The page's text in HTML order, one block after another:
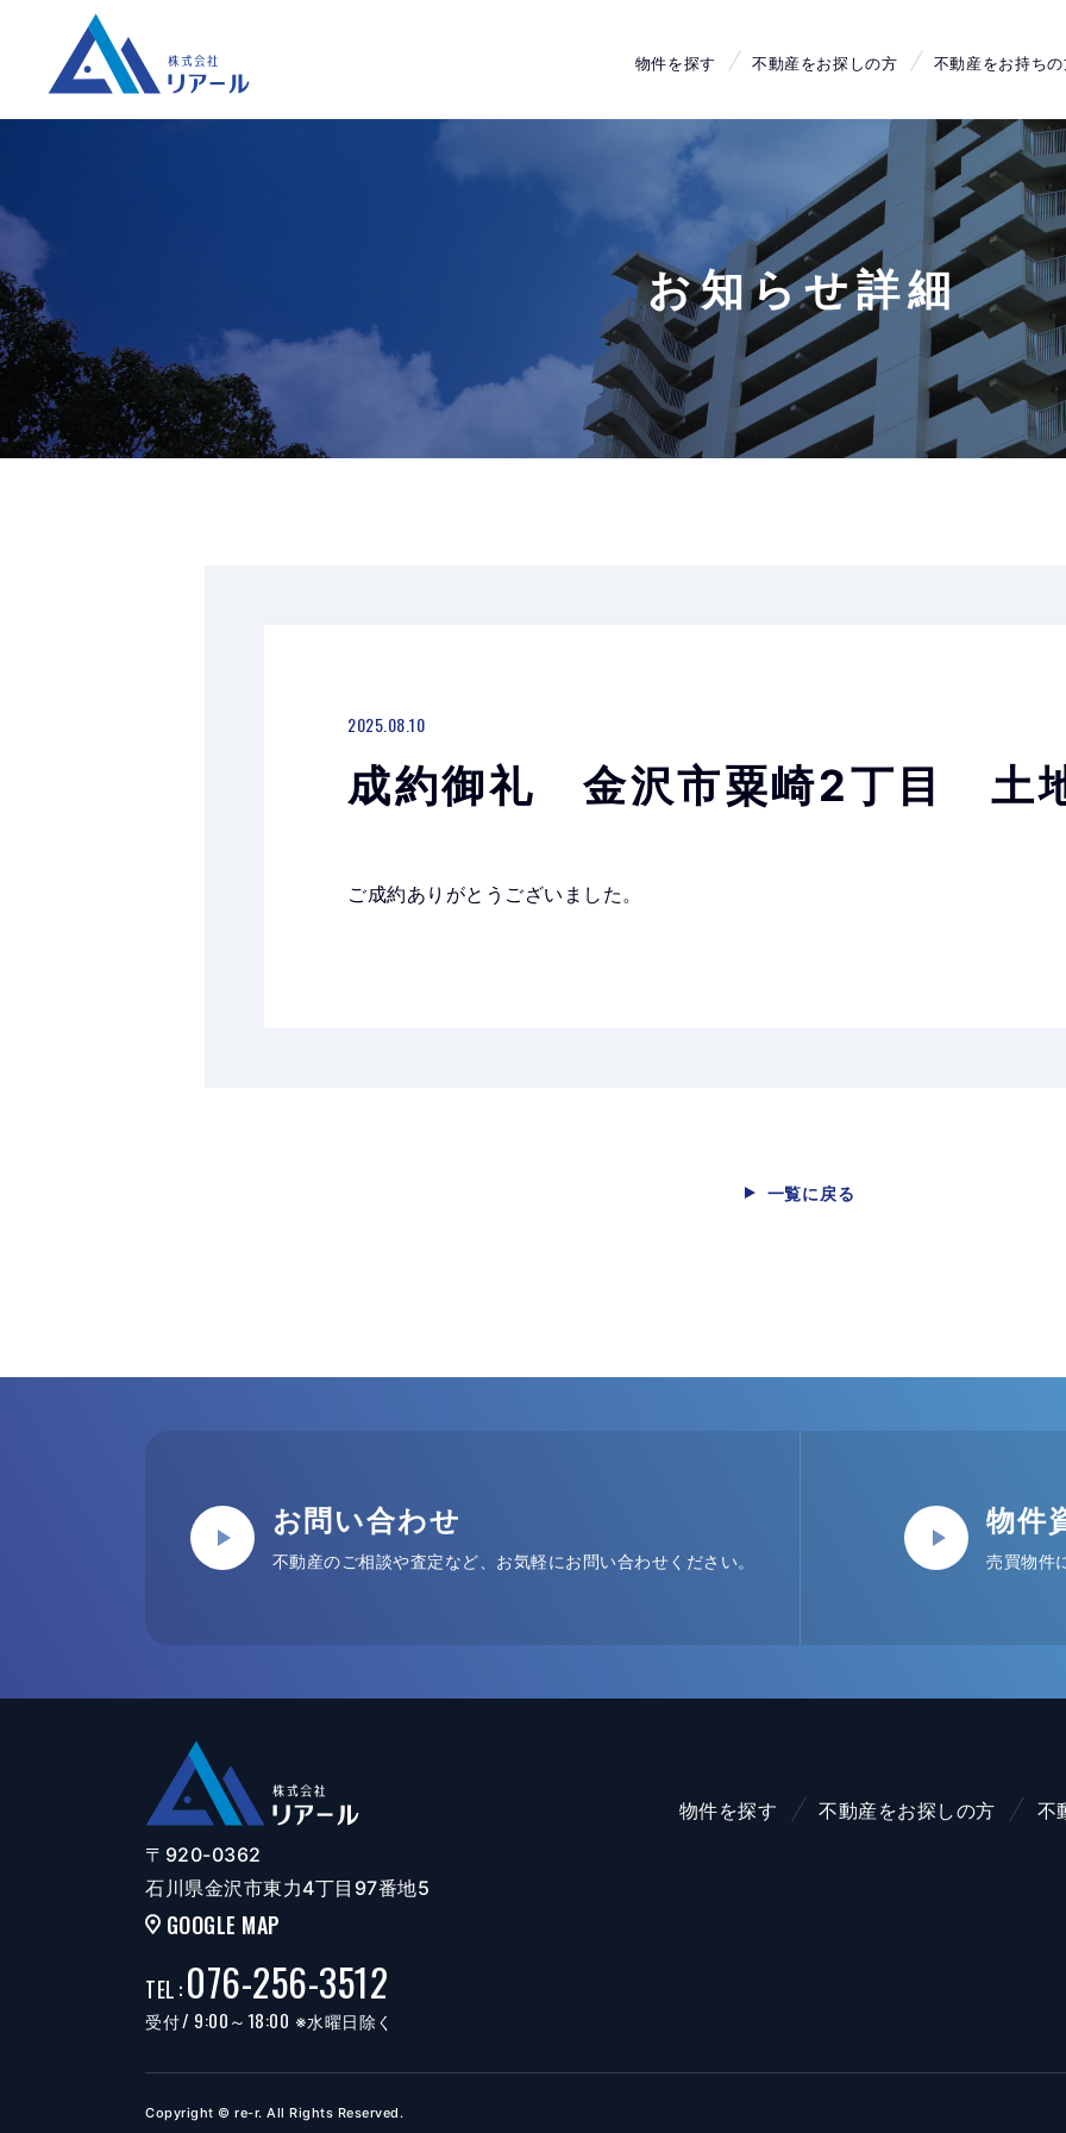
物件を探す 不動産をお探しの方 不動産をお持ち
お知らせ詳細
2025.08.10
成約御礼 金沢市粟崎2丁目 土
ご成約ありがとうございました。
一覧に戻る
お問い合わせ
不動産のご相談や査定など、お気軽にお問い合わせください。
物件
売買物件
物件を探す 不動産をお探しの方
不
〒920-0362
石川県金沢市東力4丁目97番地5
GOOGLE MAP
TEL:076-256-3512
受付/ 9:00～18:00 ※水曜日除く
Copyright © re-r. All Rights Reserved.